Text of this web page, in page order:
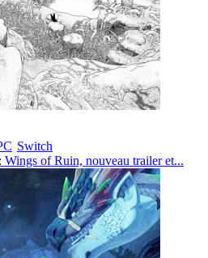
Switch
of Ruin, nouveau trailer et...